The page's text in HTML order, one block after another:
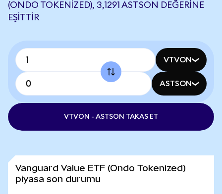
(ONDO TOKENIZED), 3,1291 ASTSON DEĞERINE
EŞITTIR
VTVON
ASTSON
VTVON - ASTSON TAKAS ET
Vanguard Value ETF (Ondo Tokenized)
piyasa son durumu